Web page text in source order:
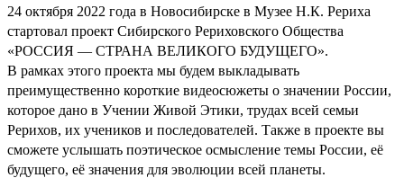
24 октября 2022 года в Новосибирске в Музее Н.К. Рериха
стартовал проект Сибирского Рериховского Общества
«РОССИЯ — СТРАНА ВЕЛИКОГО БУДУЩЕГО».
В рамках этого проекта мы будем выкладывать
преимущественно короткие видеосюжеты о значении России,
которое дано в Учении Живой Этики, трудах всей семьи
Рерихов, их учеников и последователей. Также в проекте вы
сможете услышать поэтическое осмысление темы России, её
будущего, её значения для эволюции всей планеты.